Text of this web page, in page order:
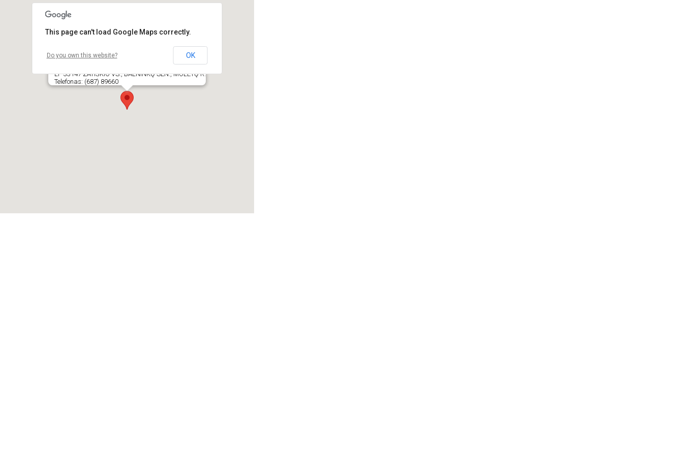
HOLLAND PARK, OLANDŲ KAIMELIS,
LT- 33147 ZATIŠKIO VS., BALNINKŲ SEN., MOLĖTŲ R.
Telefonas: (687) 89660
This page can't load Google Maps correctly.
Do you own this website? OK